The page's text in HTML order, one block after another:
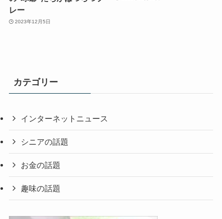
レー
2023年12月5日
カテゴリー
インターネットニュース
シニアの話題
お金の話題
趣味の話題